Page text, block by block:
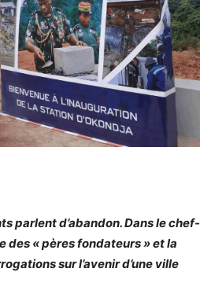
parlent d’abandon. Dans le chef-
des « pères fondateurs » et la
sur l’avenir d’une ville